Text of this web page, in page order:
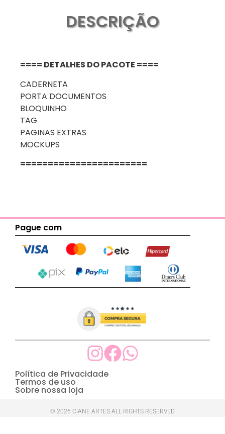
DESCRIÇÃO
==== DETALHES DO PACOTE ====
CADERNETA
PORTA DOCUMENTOS
BLOQUINHO
TAG
PAGINAS EXTRAS
MOCKUPS
=======================
Pague com
Política de Privacidade
Termos de uso
Sobre nossa loja
© 2026 CIANE ARTES ALL RIGHTS RESERVED